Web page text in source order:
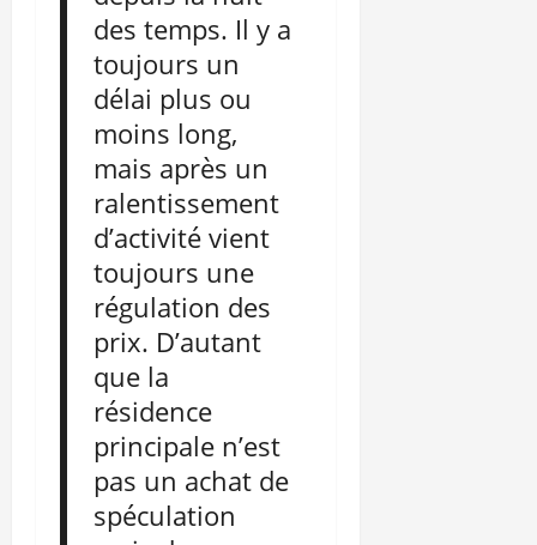
des temps. Il y a
toujours un
délai plus ou
moins long,
mais après un
ralentissement
d’activité vient
toujours une
régulation des
prix. D’autant
que la
résidence
principale n’est
pas un achat de
spéculation